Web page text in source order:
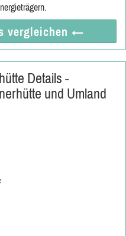
vergleichen ←
Details -
und Umland